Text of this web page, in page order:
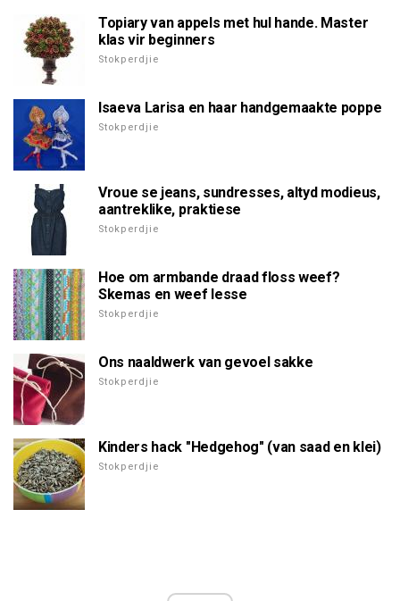
Topiary van appels met hul hande. Master
klas vir beginners
Stokperdjie
Isaeva Larisa en haar handgemaakte poppe
Stokperdjie
Vroue se jeans, sundresses, altyd modieus,
aantreklike, praktiese
Stokperdjie
Hoe om armbande draad floss weef?
Skemas en weef lesse
Stokperdjie
Ons naaldwerk van gevoel sakke
Stokperdjie
Kinders hack "Hedgehog" (van saad en klei)
Stokperdjie